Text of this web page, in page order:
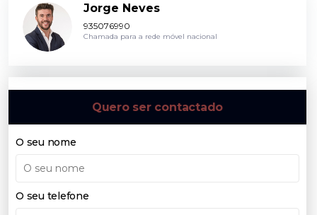
Jorge Neves
935076990
Chamada para a rede móvel nacional
Quero ser contactado
O seu nome
O seu telefone